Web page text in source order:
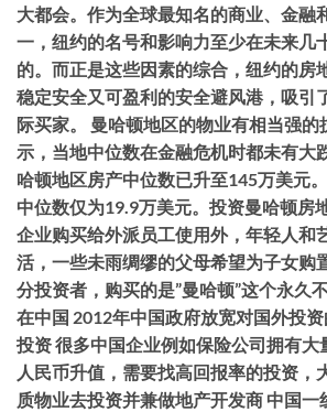
大都会。作为全球最知名的商业、金融
一，纽约的名号和影响力至少在未来几
的。而正是这些因素的综合，纽约的房
稳定安全又可盈利的安全避风港，吸引
际买家。 曼哈顿地区的物业有相当强的
示，当地中位数在金融危机时都未有大
哈顿地区房产中位数已升至145万美元
中位数仅为19.9万美元。投资曼哈顿房
企业购买给外派员工使用外，年轻人和
活，一些未雨绸缪的父母希望为子女购
分投资者，购买的是”曼哈顿”这个永久
在中国 2012年中国政府放宽对国外投
投资 很多中国企业例如保险公司拥有大
人民币升值，需要找高回报率的投资，
质物业去投资并兼做地产开发商 中国一